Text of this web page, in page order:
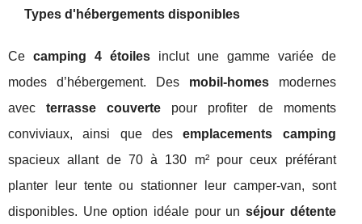
Types d'hébergements disponibles
Ce camping 4 étoilesinclut une gamme variée de
modes d’hébergement. Des mobil-homesmodernes
avecterrasse couverte pour profiter de moments
conviviaux, ainsi que desemplacements camping
spacieux allant de 70 à 130 m² pour ceux préférant
planter leur tente ou stationner leur camper-van, sont
disponibles. Une option idéale pour un séjour détente